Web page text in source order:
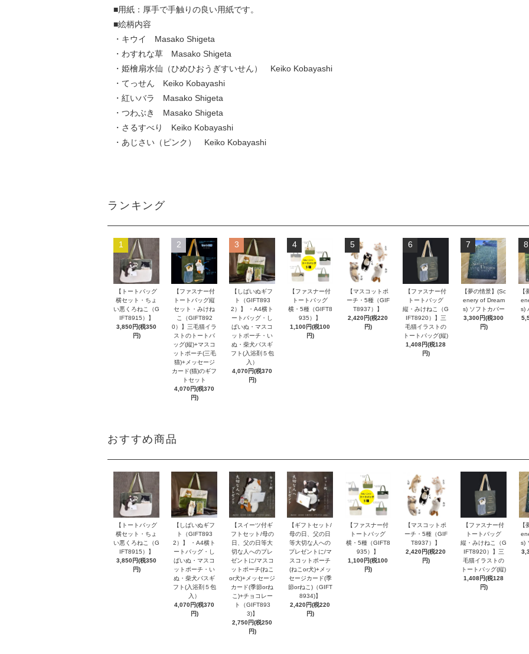
■用紙：厚手で手触りの良い用紙です。
■絵柄内容
・キウイ Masako Shigeta
・わすれな草 Masako Shigeta
・姫檜扇水仙（ひめひおうぎすいせん） Keiko Kobayashi
・てっせん Keiko Kobayashi
・紅いバラ Masako Shigeta
・つわぶき Masako Shigeta
・さるすべり Keiko Kobayashi
・あじさい（ピンク） Keiko Kobayashi
ランキング
1
【トートバッグ
横セット・ちょ
い悪くろねこ（G
IFT8915）】
3,850円(税350
円)
2
【ファスナー付
トートバッグ縦
セット・みけね
こ（GIFT892
0）】三毛猫イラ
ストのトートバ
ッグ(縦)+マスコ
ットポーチ(三毛
猫)+メッセージ
カード(猫)のギフ
トセット
4,070円(税370
円)
3
【しばいぬギフ
ト（GIFT893
2）】 ・A4横ト
ートバッグ・し
ばいぬ・マスコ
ットポーチ・い
ぬ・柴犬バスギ
フト(入浴剤５包
入）
4,070円(税370
円)
4
【ファスナー付
トートバッグ
横・5種（GIFT8
935）】
1,100円(税100
円)
5
【マスコットポ
ーチ・5種（GIF
T8937）】
2,420円(税220
円)
6
【ファスナー付
トートバッグ
縦・みけねこ（G
IFT8920）】三
毛猫イラストの
トートバッグ(縦)
1,408円(税128
円)
7
【夢の情景】(Sc
enery of Dream
s) ソフトカバー
3,300円(税300
円)
8
【
s)
おすすめ商品
【トートバッグ
横セット・ちょ
い悪くろねこ（G
IFT8915）】
3,850円(税350
円)
【しばいぬギフ
ト（GIFT893
2）】 ・A4横ト
ートバッグ・し
ばいぬ・マスコ
ットポーチ・い
ぬ・柴犬バスギ
フト(入浴剤５包
入）
4,070円(税370
円)
【スイーツ付ギ
フトセット/母の
日、父の日等大
切な人へのプレ
ゼントに/マスコ
ットポーチ(ねこ
or犬)+メッセージ
カード(季節orね
こ)+チョコレー
ト（GIFT893
3)】
2,750円(税250
円)
【ギフトセット/
母の日、父の日
等大切な人への
プレゼントに/マ
スコットポーチ
(ねこor犬)+メッ
セージカード(季
節orねこ)（GIFT
8934)】
2,420円(税220
円)
【ファスナー付
トートバッグ
横・5種（GIFT8
935）】
1,100円(税100
円)
【マスコットポ
ーチ・5種（GIF
T8937）】
2,420円(税220
円)
【ファスナー付
トートバッグ
縦・みけねこ（G
IFT8920）】三
毛猫イラストの
トートバッグ(縦)
1,408円(税128
円)
【
s)